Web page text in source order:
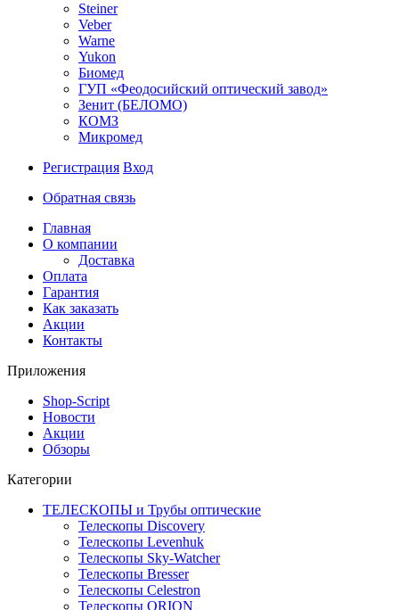
Steiner
Veber
Warne
Yukon
Биомед
ГУП «Феодосийский оптический завод»
Зенит (БЕЛОМО)
КОМЗ
Микромед
Регистрация Вход
Обратная связь
Главная
О компании
Доставка
Оплата
Гарантия
Как заказать
Акции
Контакты
Приложения
Shop-Script
Новости
Акции
Обзоры
Категории
ТЕЛЕСКОПЫ и Трубы оптические
Телескопы Discovery
Телескопы Levenhuk
Телескопы Sky-Watcher
Телескопы Bresser
Телескопы Celestron
Телескопы ORION